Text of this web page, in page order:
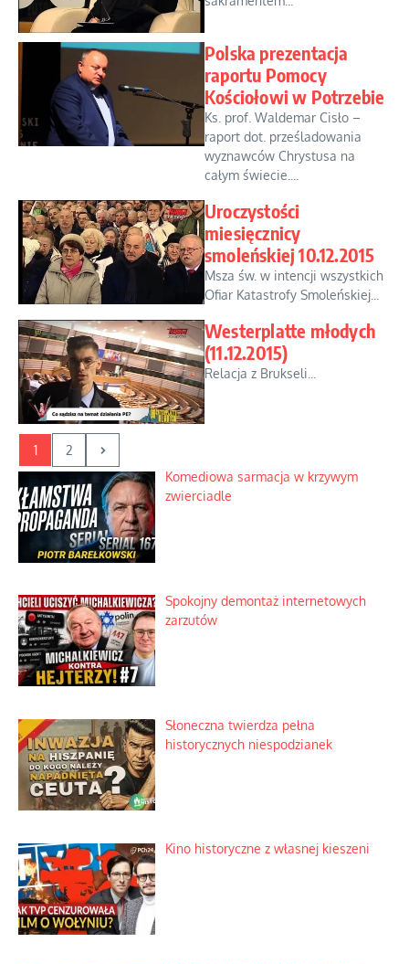
Polska prezentacja
raportu Pomocy
Kościołowi w Potrzebie
Ks. prof. Waldemar Cisło –
raport dot. prześladowania
wyznawców Chrystusa na
całym świecie....
Uroczystości
miesięcznicy
smoleńskiej 10.12.2015
Msza św. w intencji wszystkich
Ofiar Katastrofy Smoleńskiej...
Westerplatte młodych
(11.12.2015)
Relacja z Brukseli...
1
2
Komediowa sarmacja w krzywym
zwierciadle
Spokojny demontaż internetowych
zarzutów
Słoneczna twierdza pełna
historycznych niespodzianek
Kino historyczne z własnej kieszeni